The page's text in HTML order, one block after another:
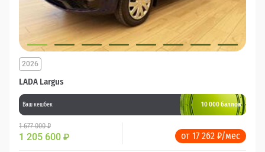
LADA Largus
2026
Ваш кешбек 10 000 баллов
1 677 000 ₽
1 205 600 ₽ от 17 262 ₽/мес